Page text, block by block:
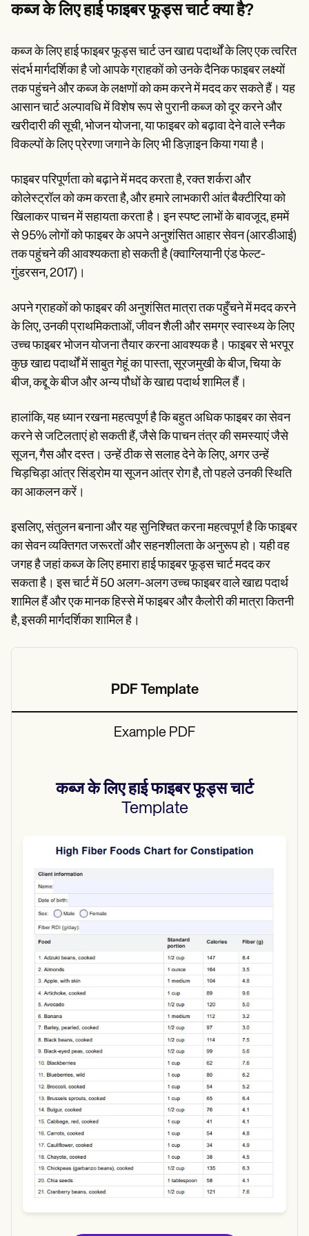
Help Center
Training Hub
Webinars
Switch to Carepatron
Become a Partner
Why Carepatron?
Login
Get started
कब्ज के लिए हाई फाइबर फूड्स चार्ट क्या है?
कब्ज के लिए हाई फाइबर फूड्स चार्ट उन खाद्य पदार्थों के लिए एक त्वरित
संदर्भ मार्गदर्शिका है जो आपके ग्राहकों को उनके दैनिक फाइबर लक्ष्यों
तक पहुंचने और कब्ज के लक्षणों को कम करने में मदद कर सकते हैं। यह
आसान चार्ट अल्पावधि में विशेष रूप से पुरानी कब्ज को दूर करने और
खरीदारी की सूची, भोजन योजना, या फाइबर को बढ़ावा देने वाले स्नैक
विकल्पों के लिए प्रेरणा जगाने के लिए भी डिज़ाइन किया गया है।
फाइबर परिपूर्णता को बढ़ाने में मदद करता है, रक्त शर्करा और
कोलेस्ट्रॉल को कम करता है, और हमारे लाभकारी आंत बैक्टीरिया को
खिलाकर पाचन में सहायता करता है। इन स्पष्ट लाभों के बावजूद, हममें
से 95% लोगों को फाइबर के अपने अनुशंसित आहार सेवन (आरडीआई)
तक पहुंचने की आवश्यकता हो सकती है (क्वाग्लियानी एंड फेल्ट-
गुंडरसन, 2017)।
अपने ग्राहकों को फाइबर की अनुशंसित मात्रा तक पहुँचने में मदद करने
के लिए, उनकी प्राथमिकताओं, जीवन शैली और समग्र स्वास्थ्य के लिए
उच्च फाइबर भोजन योजना तैयार करना आवश्यक है। फाइबर से भरपूर
कुछ खाद्य पदार्थों में साबुत गेहूं का पास्ता, सूरजमुखी के बीज, चिया के
बीज, कद्दू के बीज और अन्य पौधों के खाद्य पदार्थ शामिल हैं।
हालांकि, यह ध्यान रखना महत्वपूर्ण है कि बहुत अधिक फाइबर का सेवन
करने से जटिलताएं हो सकती हैं, जैसे कि पाचन तंत्र की समस्याएं जैसे
सूजन, गैस और दस्त। उन्हें ठीक से सलाह देने के लिए, अगर उन्हें
चिड़चिड़ा आंत्र सिंड्रोम या सूजन आंत्र रोग है, तो पहले उनकी स्थिति
का आकलन करें।
इसलिए, संतुलन बनाना और यह सुनिश्चित करना महत्वपूर्ण है कि फाइबर
का सेवन व्यक्तिगत जरूरतों और सहनशीलता के अनुरूप हो। यही वह
जगह है जहां कब्ज के लिए हमारा हाई फाइबर फूड्स चार्ट मदद कर
सकता है। इस चार्ट में 50 अलग-अलग उच्च फाइबर वाले खाद्य पदार्थ
शामिल हैं और एक मानक हिस्से में फाइबर और कैलोरी की मात्रा कितनी
है, इसकी मार्गदर्शिका शामिल है।
PDF Template
Example PDF
कब्ज के लिए हाई फाइबर फूड्स चार्ट
Template
Use Template
Download